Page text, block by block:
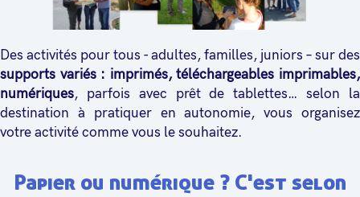
Des activités pour tous - adultes, familles, juniors – sur des
supports variés : imprimés, téléchargeables imprimables,
numériques, parfois avec prêt de tablettes… selon la
destination à pratiquer en autonomie, vous organisez
votre activité comme vous le souhaitez.
Papier ou numérique ? C'est selon